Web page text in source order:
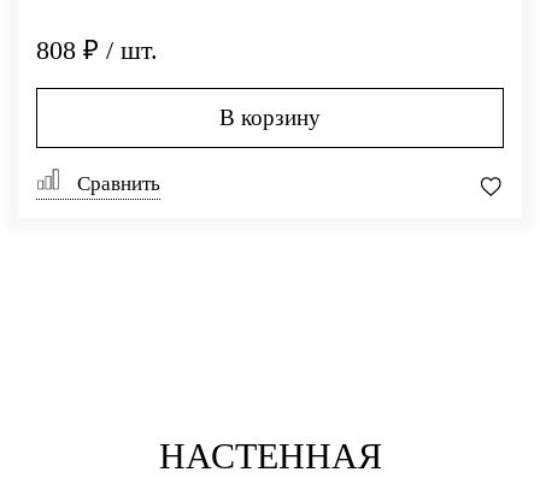
808 ₽ / шт.
В корзину
Сравнить
НАСТЕННАЯ